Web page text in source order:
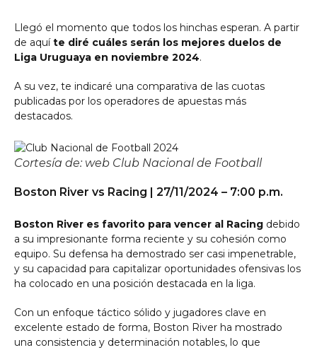
Llegó el momento que todos los hinchas esperan. A partir
de aquíte diré cuáles serán los mejores duelos de
Liga Uruguaya en noviembre 2024.
A su vez, te indicaré una comparativa de las cuotas
publicadas por los operadores de apuestas más
destacados.
Cortesía de: web Club Nacional de Football
Boston River vs Racing | 27/11/2024 – 7:00 p.m.
Boston River es favorito para vencer al Racing debido
a su impresionante forma reciente y su cohesión como
equipo. Su defensa ha demostrado ser casi impenetrable,
y su capacidad para capitalizar oportunidades ofensivas los
ha colocado en una posición destacada en la liga.
Con un enfoque táctico sólido y jugadores clave en
excelente estado de forma, Boston River ha mostrado
una consistencia y determinación notables, lo que